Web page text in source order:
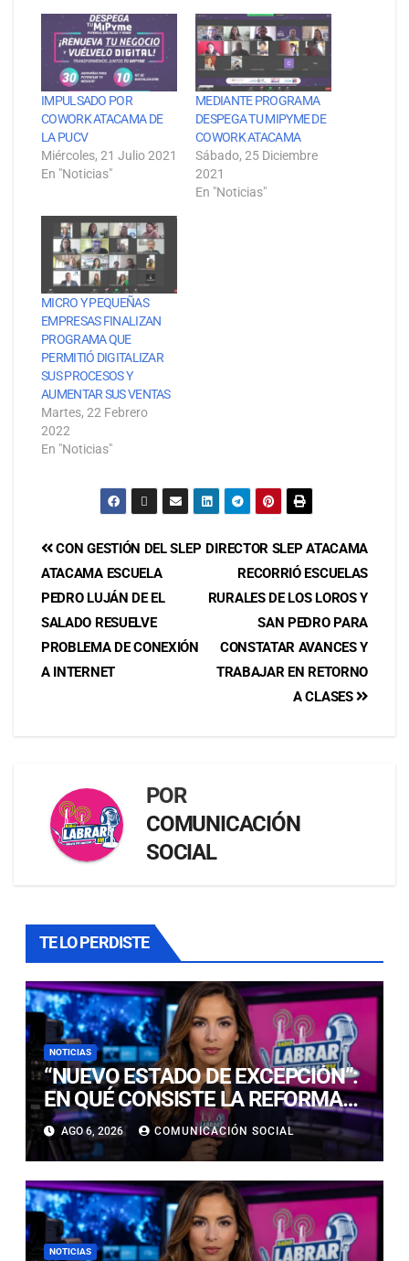
IMPULSADO POR
COWORK ATACAMA DE
LA PUCV
Miércoles, 21 Julio 2021
En "Noticias"
MEDIANTE PROGRAMA
DESPEGA TU MIPYME DE
COWORK ATACAMA
Sábado, 25 Diciembre
2021
En "Noticias"
MICRO Y PEQUEÑAS
EMPRESAS FINALIZAN
PROGRAMA QUE
PERMITIÓ DIGITALIZAR
SUS PROCESOS Y
AUMENTAR SUS VENTAS
Martes, 22 Febrero
2022
En "Noticias"
DIRECTOR SLEP ATACAMA
RECORRIÓ ESCUELAS
RURALES DE LOS LOROS Y
SAN PEDRO PARA
CONSTATAR AVANCES Y
TRABAJAR EN RETORNO
A CLASES
CON GESTIÓN DEL SLEP
ATACAMA ESCUELA
PEDRO LUJÁN DE EL
SALADO RESUELVE
PROBLEMA DE CONEXIÓN
A INTERNET
POR
COMUNICACIÓN
SOCIAL
TE LO PERDISTE
NOTICIAS
“NUEVO ESTADO DE EXCEPCIÓN”:
EN QUÉ CONSISTE LA REFORMA
CONSTITUCIONAL PRESENTE EN
LAS MEDIDAS QUE ANUNCIÓ EL
GOBIERNO
AGO 6, 2026 COMUNICACIÓN SOCIAL
NOTICIAS